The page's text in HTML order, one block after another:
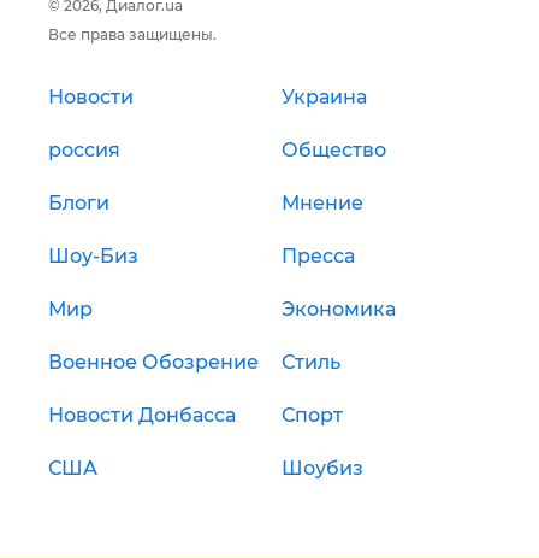
© 2026, Диалог.ua
Все права защищены.
Новости Украина
россия Общество
Блоги Мнение
Шоу-Биз Пресса
Мир Экономика
Военное Обозрение Стиль
Новости Донбасса Спорт
США Шоубиз